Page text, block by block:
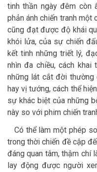
tinh thần ngày đêm còn
phản ánh chiến tranh
cũng đạt được độ khái
khói lửa, của sự chiến
kết tinh những triết lý,
nhìn đa chiều, cách khai
những lát cắt đời thường
hay vị tướng, cách thể
sự khác biệt của những
này so với phim chiến
Có thể làm một phép
trong thời chiến đề cập
đáng quan tâm, thậm chí
lay động được người